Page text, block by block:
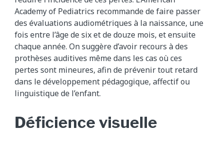
Academy of Pediatrics recommande de faire passer
des évaluations audiométriques à la naissance, une
fois entre l’âge de six et de douze mois, et ensuite
chaque année. On suggère d’avoir recours à des
prothèses auditives même dans les cas où ces
pertes sont mineures, afin de prévenir tout retard
dans le développement pédagogique, affectif ou
linguistique de l’enfant.
Déficience visuelle